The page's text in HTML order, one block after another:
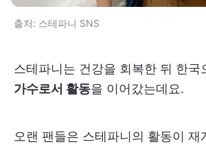
출처: 스테파니 SNS
스테파니는 건강을 회복한 뒤 한국
가수로서 활동을 이어갔는데요.
오랜 팬들은 스테파니의 활동이 재